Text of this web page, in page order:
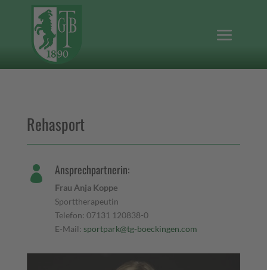
Rehasport
 Ansprechpartnerin:
Frau Anja Koppe
Sporttherapeutin
Telefon: 07131 120838-0
E-Mail: sportpark@tg-boeckingen.com